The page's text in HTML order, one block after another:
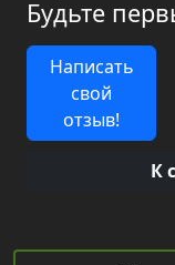
Будьте
Написать
свой
отзыв!
К